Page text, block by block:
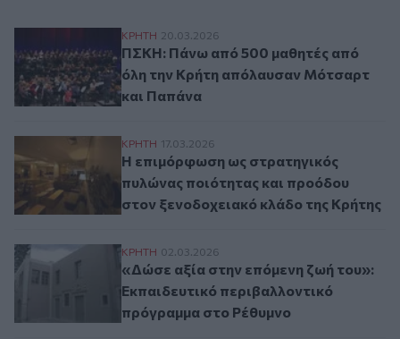
ΠΣΚΗ: Πάνω από 500 μαθητές από όλη
ΚΡΗΤΗ 20.03.2026
ΠΣΚΗ: Πάνω από 500 μαθητές από
όλη την Κρήτη απόλαυσαν Μότσαρτ
και Παπάνα
Η επιμόρφωση ως στρατηγικός πυλώνας
ΚΡΗΤΗ 17.03.2026
Η επιμόρφωση ως στρατηγικός
πυλώνας ποιότητας και προόδου
στον ξενοδοχειακό κλάδο της Κρήτης
«Δώσε αξία στην επόμενη ζωή του»:
ΚΡΗΤΗ 02.03.2026
«Δώσε αξία στην επόμενη ζωή του»:
Εκπαιδευτικό περιβαλλοντικό
πρόγραμμα στο Ρέθυμνο